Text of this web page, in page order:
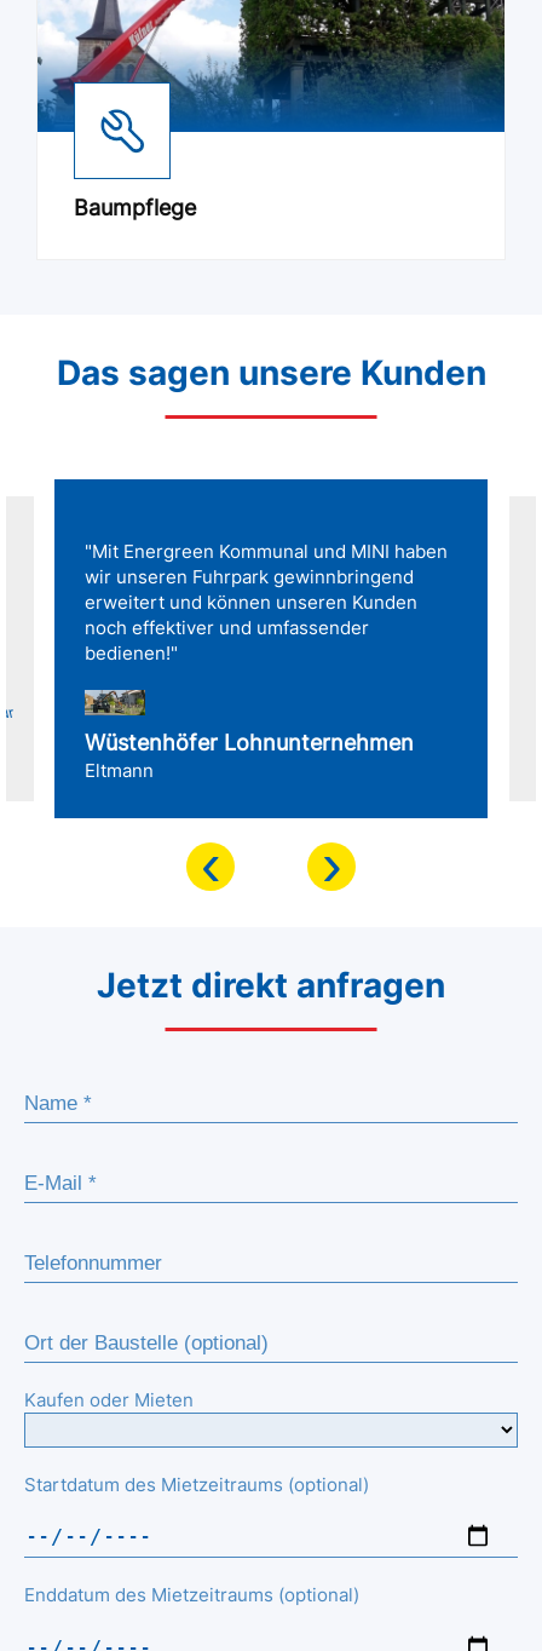
Baumpflege
Das sagen unsere Kunden
"Mit Energreen Kommunal und MINI haben
wir unseren Fuhrpark gewinnbringend
erweitert und können unseren Kunden
noch effektiver und umfassender
bedienen!"
Wüstenhöfer Lohnunternehmen
Eltmann
‹ ›
Jetzt direkt anfragen
Kaufen oder Mieten
Startdatum des Mietzeitraums (optional)
Enddatum des Mietzeitraums (optional)